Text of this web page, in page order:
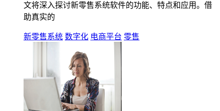
文将深入探讨新零售系统软件的功能、特点和应用。借
助真实的
新零售系统 数字化 电商平台 零售